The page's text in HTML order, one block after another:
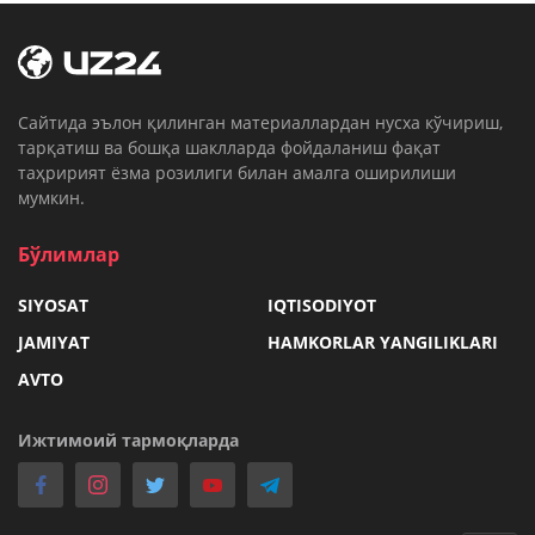
Cайтида эълон қилинган материаллардан нусха кўчириш,
тарқатиш ва бошқа шаклларда фойдаланиш фақат
таҳририят ёзма розилиги билан амалга оширилиши
мумкин.
Бўлимлар
SIYOSAT
IQTISODIYOT
JAMIYAT
HAMKORLAR YANGILIKLARI
AVTO
Ижтимоий тармоқларда